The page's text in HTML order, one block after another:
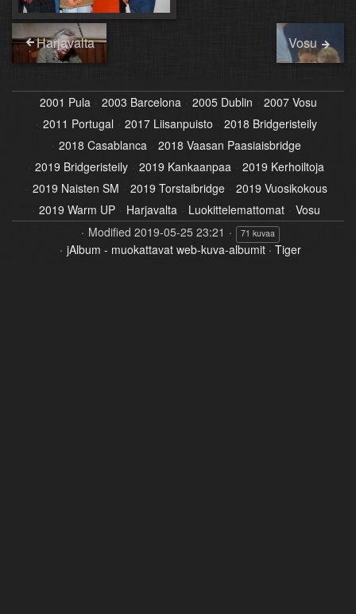
Harjavalta Vosu
2001 Pula 2003 Barcelona 2005 Dublin
2007 Vosu
2011 Portugal
2017 Liisanpuisto
2018 Bridgeristeily
2018 Casablanca
2018 Vaasan Paasiaisbridge
2019 Bridgeristeily
2019 Kankaanpaa
2019 Kerhoiltoja
2019 Naisten SM
2019 Torstaibridge
2019 Vuosikokous
2019 Warm UP
Harjavalta Luokittelemattomat
Vosu
Modified 2019-05-25 23:21 71 kuvaa
jAlbum - muokattavat web-kuva-albumit· Tiger